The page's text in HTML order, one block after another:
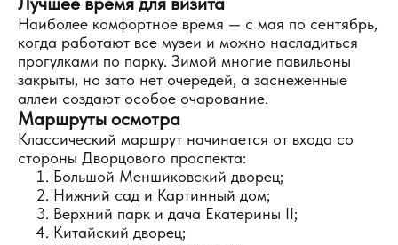
Наиболее комфортное время — с мая по сентябрь,
когда работают все музеи и можно насладиться
прогулками по парку. Зимой многие павильоны
закрыты, но зато нет очередей, а заснеженные
аллеи создают особое очарование.
Маршруты осмотра
Классический маршрут начинается от входа со
стороны Дворцового проспекта:
Большой Меншиковский дворец;
Нижний сад и Картинный дом;
Верхний парк и дача Екатерины II;
Китайский дворец;